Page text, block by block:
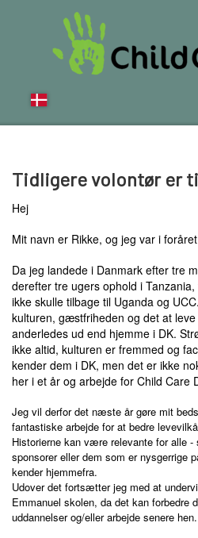
OM
NYT
FAQ
BLIV
Tidligere volontør er
Hej
Mit navn er Rikke, og jeg var i
Da jeg landede i Danmark efter tre
derefter tre ugers ophold i
ikke skulle tilbage til Uganda og
kulturen, gæstfriheden og det at
anderledes ud end hjemme i DK.
ikke altid, kulturen er fremmed og
kender dem i DK, men det er ikke
her i et år og arbejde for Child Care
Jeg vil derfor det næste år gøre mit
fantastiske arbejde for at bedre
Historierne kan være relevante for alle -
sponsorer eller dem som er nysgerrige
kender hjemmefra.
Udover det fortsætter jeg med at
Emmanuel skolen, da det kan forbedre
uddannelser og/eller arbejde senere hen.